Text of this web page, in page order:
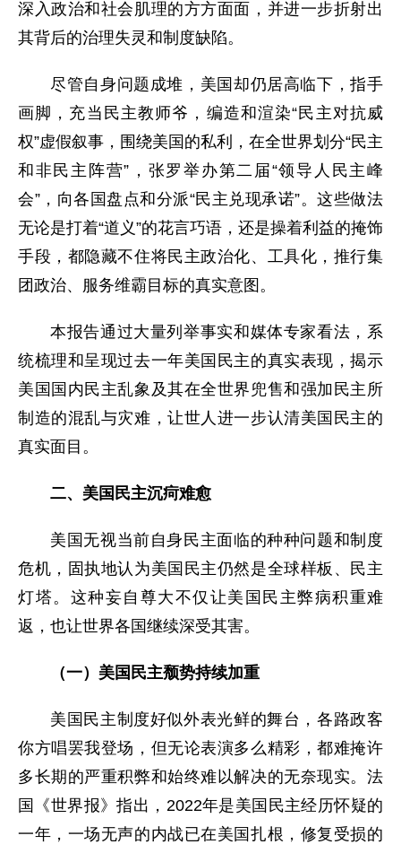
深入政治和社会肌理的方方面面，并进一步折射出
其背后的治理失灵和制度缺陷。
尽管自身问题成堆，美国却仍居高临下，指手
画脚，充当民主教师爷，编造和渲染“民主对抗威
权”虚假叙事，围绕美国的私利，在全世界划分“民主
和非民主阵营”，张罗举办第二届“领导人民主峰
会”，向各国盘点和分派“民主兑现承诺”。这些做法
无论是打着“道义”的花言巧语，还是操着利益的掩饰
手段，都隐藏不住将民主政治化、工具化，推行集
团政治、服务维霸目标的真实意图。
本报告通过大量列举事实和媒体专家看法，系
统梳理和呈现过去一年美国民主的真实表现，揭示
美国国内民主乱象及其在全世界兜售和强加民主所
制造的混乱与灾难，让世人进一步认清美国民主的
真实面目。
二、美国民主沉疴难愈
美国无视当前自身民主面临的种种问题和制度
危机，固执地认为美国民主仍然是全球样板、民主
灯塔。这种妄自尊大不仅让美国民主弊病积重难
返，也让世界各国继续深受其害。
（一）美国民主颓势持续加重
美国民主制度好似外表光鲜的舞台，各路政客
你方唱罢我登场，但无论表演多么精彩，都难掩许
多长期的严重积弊和始终难以解决的无奈现实。法
国《世界报》指出，2022年是美国民主经历怀疑的
一年，一场无声的内战已在美国扎根，修复受损的